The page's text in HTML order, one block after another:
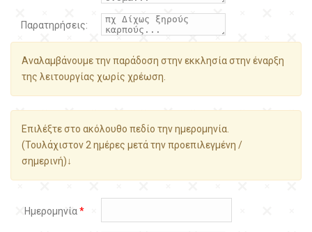
Παρατηρήσεις:
Αναλαμβάνουμε την παράδοση στην εκκλησία στην έναρξη
της λειτουργίας χωρίς χρέωση.
Επιλέξτε στο ακόλουθο πεδίο την ημερομηνία.
(Τουλάχιστον 2 ημέρες μετά την προεπιλεγμένη /
σημερινή)↓
Ημερομηνία*